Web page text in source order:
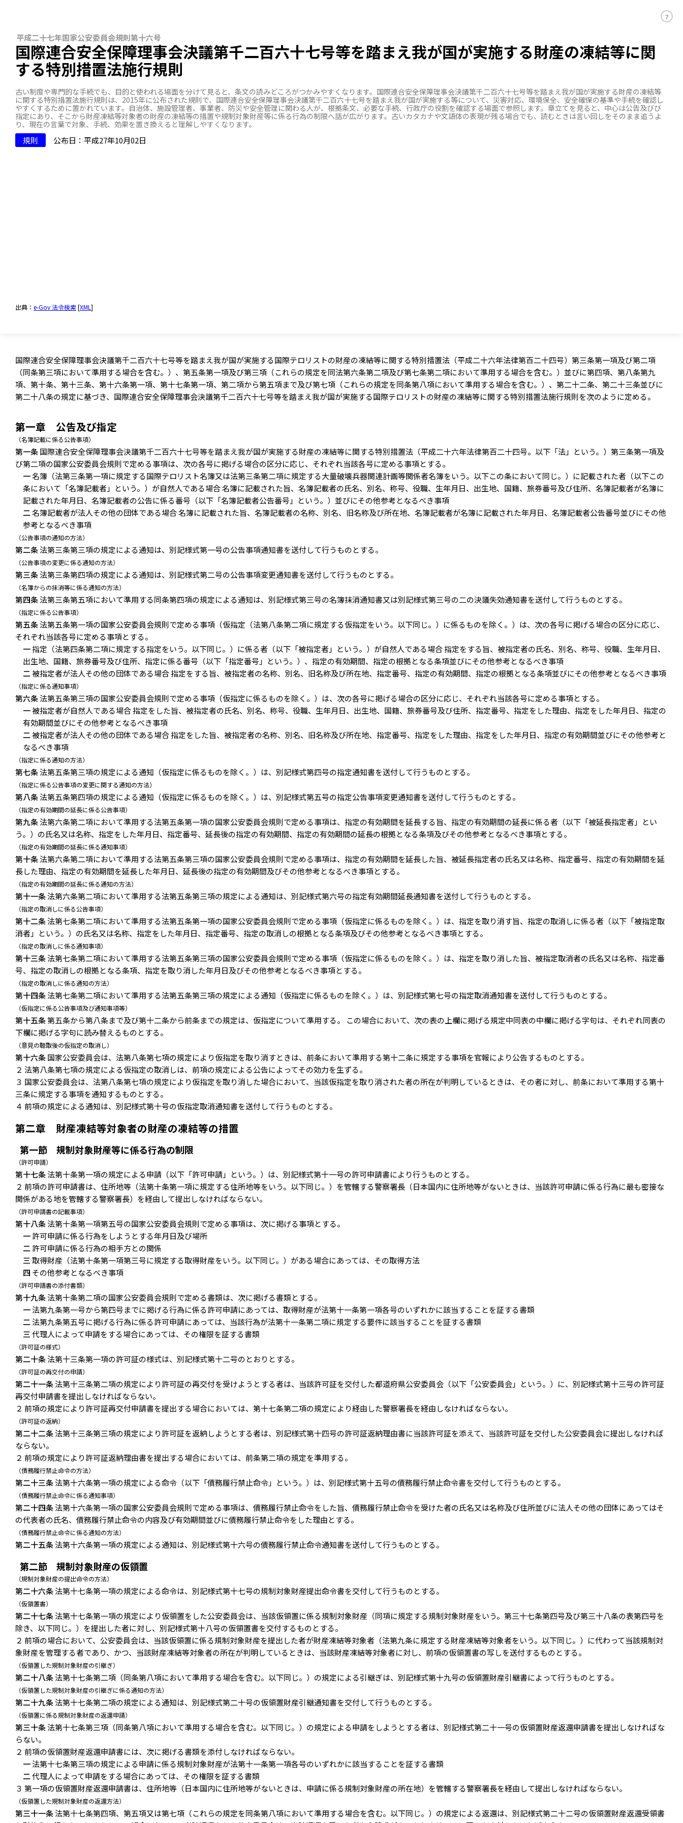
平成二十七年国家公安委員会規則第十六号
国際連合安全保障理事会決議第千二百六十七号等を踏まえ我が国が実施する財産の凍結等に関
する特別措置法施行規則
古い制度や専門的な手続でも、目的と使われる場面を分けて見ると、条文の読みどころがつかみやすくなります。国際連合安全保障理事会決議第千二百六十七号等を踏まえ我が国が実施する財産の凍結等
に関する特別措置法施行規則は、2015年に公布された規則で、国際連合安全保障理事会決議第千二百六十七号を踏まえ我が国が実施する等について、災害対応、環境保全、安全確保の基準や手続を確認し
やすくするために置かれています。自治体、施設管理者、事業者、防災や安全管理に関わる人が、根拠条文、必要な手続、行政庁の役割を確認する場面で参照します。章立てを見ると、中心は公告及びび
指定にあり、そこから財産凍結等対象者の財産の凍結等の措置や規制対象財産等に係る行為の制限へ話が広がります。古いカタカナや文語体の表現が残る場合でも、読むときは言い回しをそのまま追うよ
り、現在の言葉で対象、手続、効果を置き換えると理解しやすくなります。
規則 公布日：平成27年10月02日
出典： e-Gov 法令検索[XML ]
国際連合安全保障理事会決議第千二百六十七号等を踏まえ我が国が実施する国際テロリストの財産の凍結等に関する特別措置法（平成二十六年法律第百二十四号）第三条第一項及び第二項
（同条第三項において準用する場合を含む。）、第五条第一項及び第三項（これらの規定を同法第六条第二項及び第七条第二項において準用する場合を含む。）並びに第四項、第八条第九
項、第十条、第十三条、第十六条第一項、第十七条第一項、第二項から第五項まで及び第七項（これらの規定を同条第八項において準用する場合を含む。）、第二十二条、第二十三条並びに
第二十八条の規定に基づき、国際連合安全保障理事会決議第千二百六十七号等を踏まえ我が国が実施する国際テロリストの財産の凍結等に関する特別措置法施行規則を次のように定める。
第一章 公告及び指定
（名簿記載に係る公告事項）
第一条国際連合安全保障理事会決議第千二百六十七号等を踏まえ我が国が実施する財産の凍結等に関する特別措置法（平成二十六年法律第百二十四号。以下「法」という。）第三条第一項及
び第二項の国家公安委員会規則で定める事項は、次の各号に掲げる場合の区分に応じ、それぞれ当該各号に定める事項とする。
一名簿（法第三条第一項に規定する国際テロリスト名簿又は法第三条第二項に規定する大量破壊兵器関連計画等関係者名簿をいう。以下この条において同じ。）に記載された者（以下この
条において「名簿記載者」という。）が自然人である場合 名簿に記載された旨、名簿記載者の氏名、別名、称号、役職、生年月日、出生地、国籍、旅券番号及び住所、名簿記載者が名簿に
記載された年月日、名簿記載者の公告に係る番号（以下「名簿記載者公告番号」という。）並びにその他参考となるべき事項
二名簿記載者が法人その他の団体である場合 名簿に記載された旨、名簿記載者の名称、別名、旧名称及び所在地、名簿記載者が名簿に記載された年月日、名簿記載者公告番号並びにその他
参考となるべき事項
（公告事項の通知の方法）
第二条法第三条第三項の規定による通知は、別記様式第一号の公告事項通知書を送付して行うものとする。
（公告事項の変更に係る通知の方法）
第三条法第三条第四項の規定による通知は、別記様式第二号の公告事項変更通知書を送付して行うものとする。
（名簿からの抹消等に係る通知の方法）
第四条法第三条第五項において準用する同条第四項の規定による通知は、別記様式第三号の名簿抹消通知書又は別記様式第三号の二の決議失効通知書を送付して行うものとする。
（指定に係る公告事項）
第五条法第五条第一項の国家公安委員会規則で定める事項（仮指定（法第八条第二項に規定する仮指定をいう。以下同じ。）に係るものを除く。）は、次の各号に掲げる場合の区分に応じ、
それぞれ当該各号に定める事項とする。
一指定（法第四条第二項に規定する指定をいう。以下同じ。）に係る者（以下「被指定者」という。）が自然人である場合 指定をする旨、被指定者の氏名、別名、称号、役職、生年月日、
出生地、国籍、旅券番号及び住所、指定に係る番号（以下「指定番号」という。）、指定の有効期間、指定の根拠となる条項並びにその他参考となるべき事項
二被指定者が法人その他の団体である場合 指定をする旨、被指定者の名称、別名、旧名称及び所在地、指定番号、指定の有効期間、指定の根拠となる条項並びにその他参考となるべき事項
（指定に係る通知事項）
第六条法第五条第三項の国家公安委員会規則で定める事項（仮指定に係るものを除く。）は、次の各号に掲げる場合の区分に応じ、それぞれ当該各号に定める事項とする。
一被指定者が自然人である場合 指定をした旨、被指定者の氏名、別名、称号、役職、生年月日、出生地、国籍、旅券番号及び住所、指定番号、指定をした理由、指定をした年月日、指定の
有効期間並びにその他参考となるべき事項
二被指定者が法人その他の団体である場合 指定をした旨、被指定者の名称、別名、旧名称及び所在地、指定番号、指定をした理由、指定をした年月日、指定の有効期間並びにその他参考と
なるべき事項
（指定に係る通知の方法）
第七条法第五条第三項の規定による通知（仮指定に係るものを除く。）は、別記様式第四号の指定通知書を送付して行うものとする。
（指定に係る公告事項の変更に関する通知の方法）
第八条法第五条第四項の規定による通知（仮指定に係るものを除く。）は、別記様式第五号の指定公告事項変更通知書を送付して行うものとする。
（指定の有効期間の延長に係る公告事項）
第九条法第六条第二項において準用する法第五条第一項の国家公安委員会規則で定める事項は、指定の有効期間を延長する旨、指定の有効期間の延長に係る者（以下「被延長指定者」とい
う。）の氏名又は名称、指定をした年月日、指定番号、延長後の指定の有効期間、指定の有効期間の延長の根拠となる条項及びその他参考となるべき事項とする。
（指定の有効期間の延長に係る通知事項）
第十条法第六条第二項において準用する法第五条第三項の国家公安委員会規則で定める事項は、指定の有効期間を延長した旨、被延長指定者の氏名又は名称、指定番号、指定の有効期間を延
長した理由、指定の有効期間を延長した年月日、延長後の指定の有効期間及びその他参考となるべき事項とする。
（指定の有効期間の延長に係る通知の方法）
第十一条法第六条第二項において準用する法第五条第三項の規定による通知は、別記様式第六号の指定有効期間延長通知書を送付して行うものとする。
（指定の取消しに係る公告事項）
第十二条法第七条第二項において準用する法第五条第一項の国家公安委員会規則で定める事項（仮指定に係るものを除く。）は、指定を取り消す旨、指定の取消しに係る者（以下「被指定取
消者」という。）の氏名又は名称、指定をした年月日、指定番号、指定の取消しの根拠となる条項及びその他参考となるべき事項とする。
（指定の取消しに係る通知事項）
第十三条法第七条第二項において準用する法第五条第三項の国家公安委員会規則で定める事項（仮指定に係るものを除く。）は、指定を取り消した旨、被指定取消者の氏名又は名称、指定番
号、指定の取消しの根拠となる条項、指定を取り消した年月日及びその他参考となるべき事項とする。
（指定の取消しに係る通知の方法）
第十四条法第七条第二項において準用する法第五条第三項の規定による通知（仮指定に係るものを除く。）は、別記様式第七号の指定取消通知書を送付して行うものとする。
（仮指定に係る公告事項及び通知事項等）
第十五条第五条から第八条まで及び第十二条から前条までの規定は、仮指定について準用する。 この場合において、次の表の上欄に掲げる規定中同表の中欄に掲げる字句は、それぞれ同表の
下欄に掲げる字句に読み替えるものとする。
（意見の聴取後の仮指定の取消し）
第十六条国家公安委員会は、法第八条第七項の規定により仮指定を取り消すときは、前条において準用する第十二条に規定する事項を官報により公告するものとする。
２ 法第八条第七項の規定による仮指定の取消しは、前項の規定による公告によってその効力を生ずる。
３ 国家公安委員会は、法第八条第七項の規定により仮指定を取り消した場合において、当該仮指定を取り消された者の所在が判明しているときは、その者に対し、前条において準用する第十
三条に規定する事項を通知するものとする。
４ 前項の規定による通知は、別記様式第十号の仮指定取消通知書を送付して行うものとする。
第二章 財産凍結等対象者の財産の凍結等の措置
第一節 規制対象財産等に係る行為の制限
（許可申請）
第十七条法第十条第一項の規定による申請（以下「許可申請」という。）は、別記様式第十一号の許可申請書により行うものとする。
２ 前項の許可申請書は、住所地等（法第十条第一項に規定する住所地等をいう。以下同じ。）を管轄する警察署長（日本国内に住所地等がないときは、当該許可申請に係る行為に最も密接な
関係がある地を管轄する警察署長）を経由して提出しなければならない。
（許可申請書の記載事項）
第十八条法第十条第一項第五号の国家公安委員会規則で定める事項は、次に掲げる事項とする。
一許可申請に係る行為をしようとする年月日及び場所
二許可申請に係る行為の相手方との関係
三取得財産（法第十条第一項第三号に規定する取得財産をいう。以下同じ。）がある場合にあっては、その取得方法
四 その他参考となるべき事項
（許可申請書の添付書類）
第十九条法第十条第二項の国家公安委員会規則で定める書類は、次に掲げる書類とする。
一法第九条第一号から第四号までに掲げる行為に係る許可申請にあっては、取得財産が法第十一条第一項各号のいずれかに該当することを証する書類
二法第九条第五号に掲げる行為に係る許可申請にあっては、当該行為が法第十一条第二項に規定する要件に該当することを証する書類
三代理人によって申請をする場合にあっては、その権限を証する書類
（許可証の様式）
第二十条法第十三条第一項の許可証の様式は、別記様式第十二号のとおりとする。
（許可証の再交付の申請）
第二十一条法第十三条第二項の規定により許可証の再交付を受けようとする者は、当該許可証を交付した都道府県公安委員会（以下「公安委員会」という。）に、別記様式第十三号の許可証
再交付申請書を提出しなければならない。
２ 前項の規定により許可証再交付申請書を提出する場合においては、第十七条第二項の規定により経由した警察署長を経由しなければならない。
（許可証の返納）
第二十二条法第十三条第三項の規定により許可証を返納しようとする者は、別記様式第十四号の許可証返納理由書に当該許可証を添えて、当該許可証を交付した公安委員会に提出しなければ
ならない。
２ 前項の規定により許可証返納理由書を提出する場合においては、前条第二項の規定を準用する。
（債務履行禁止命令の方法）
第二十三条法第十六条第一項の規定による命令（以下「債務履行禁止命令」という。）は、別記様式第十五号の債務履行禁止命令書を交付して行うものとする。
（債務履行禁止命令に係る通知事項）
第二十四条法第十六条第一項の国家公安委員会規則で定める事項は、債務履行禁止命令をした旨、債務履行禁止命令を受けた者の氏名又は名称及び住所並びに法人その他の団体にあってはそ
の代表者の氏名、債務履行禁止命令の内容及び有効期間並びに債務履行禁止命令をした理由とする。
（債務履行禁止命令に係る通知の方法）
第二十五条法第十六条第一項の規定による通知は、別記様式第十六号の債務履行禁止命令通知書を送付して行うものとする。
第二節 規制対象財産の仮領置
（規制対象財産の提出命令の方法）
第二十六条法第十七条第一項の規定による命令は、別記様式第十七号の規制対象財産提出命令書を交付して行うものとする。
（仮領置書）
第二十七条法第十七条第一項の規定により仮領置をした公安委員会は、当該仮領置に係る規制対象財産（同項に規定する規制対象財産をいう。第三十七条第四号及び第三十八条の表第四号を
除き、以下同じ。）を提出した者に対し、別記様式第十八号の仮領置書を交付するものとする。
２ 前項の場合において、公安委員会は、当該仮領置に係る規制対象財産を提出した者が財産凍結等対象者（法第九条に規定する財産凍結等対象者をいう。以下同じ。）に代わって当該規制対
象財産を管理する者であり、かつ、当該財産凍結等対象者の所在が判明しているときは、当該財産凍結等対象者に対し、前項の仮領置書の写しを送付するものとする。
（仮領置した規制対象財産の引継ぎ）
第二十八条法第十七条第二項（同条第八項において準用する場合を含む。以下同じ。）の規定による引継ぎは、別記様式第十九号の仮領置財産引継書によって行うものとする。
（仮領置した規制対象財産の引継ぎに係る通知の方法）
第二十九条法第十七条第二項の規定による通知は、別記様式第二十号の仮領置財産引継通知書を交付して行うものとする。
（仮領置に係る規制対象財産の返還申請）
第三十条法第十七条第三項（同条第八項において準用する場合を含む。以下同じ。）の規定による申請をしようとする者は、別記様式第二十一号の仮領置財産返還申請書を提出しなければな
らない。
２ 前項の仮領置財産返還申請書には、次に掲げる書類を添付しなければならない。
一法第十七条第三項の規定による申請に係る規制対象財産が法第十一条第一項各号のいずれかに該当することを証する書類
二代理人によって申請をする場合にあっては、その権限を証する書類
３ 第一項の仮領置財産返還申請書は、住所地等（日本国内に住所地等がないときは、申請に係る規制対象財産の所在地）を管轄する警察署長を経由して提出しなければならない。
（仮領置した規制対象財産の返還方法）
第三十一条法第十七条第四項、第五項又は第七項（これらの規定を同条第八項において準用する場合を含む。以下同じ。）の規定による返還は、別記様式第二十二号の仮領置財産返還受領書
？